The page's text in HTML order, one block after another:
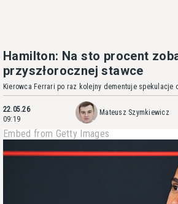
Hamilton: Na sto procent
przyszłorocznej stawce
Kierowca Ferrari po raz kolejny dementuje spekulacje
22.05.26
09:19
Mateusz Szymkiewicz
Embed from Getty Images